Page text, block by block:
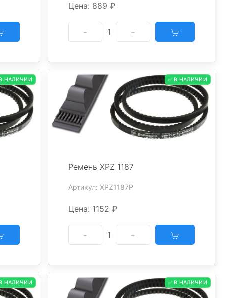
Цена: 889 ₽
1
В НАЛИЧИИ ✅ В НАЛИЧИИ
Ремень XPZ 1187
Артикул: XPZ1187P
Цена: 1152 ₽
1
В НАЛИЧИИ ✅ В НАЛИЧИИ